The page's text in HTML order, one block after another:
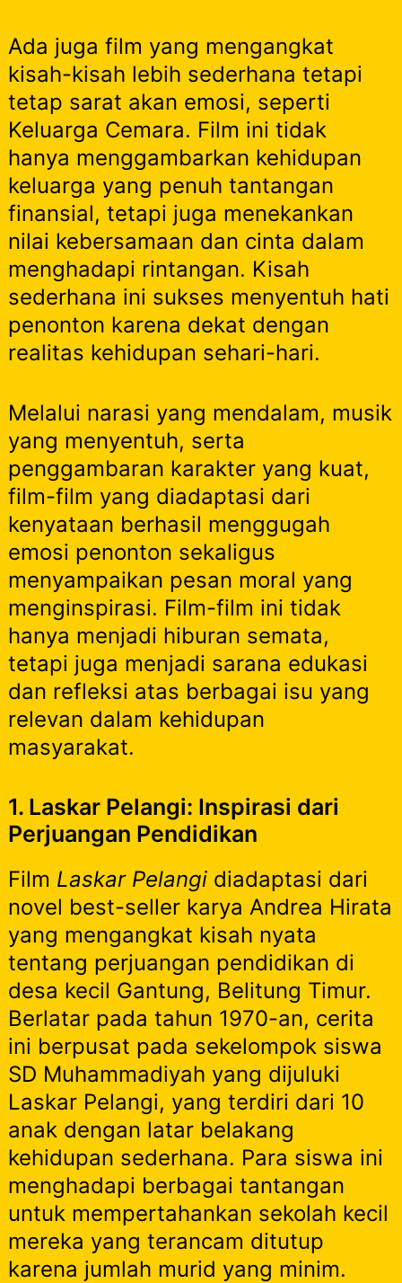
Ada juga film yang mengangkat
kisah-kisah lebih sederhana tetapi
tetap sarat akan emosi, seperti
Keluarga Cemara. Film ini tidak
hanya menggambarkan kehidupan
keluarga yang penuh tantangan
finansial, tetapi juga menekankan
nilai kebersamaan dan cinta dalam
menghadapi rintangan. Kisah
sederhana ini sukses menyentuh hati
penonton karena dekat dengan
realitas kehidupan sehari-hari.
Melalui narasi yang mendalam, musik
yang menyentuh, serta
penggambaran karakter yang kuat,
film-film yang diadaptasi dari
kenyataan berhasil menggugah
emosi penonton sekaligus
menyampaikan pesan moral yang
menginspirasi. Film-film ini tidak
hanya menjadi hiburan semata,
tetapi juga menjadi sarana edukasi
dan refleksi atas berbagai isu yang
relevan dalam kehidupan
masyarakat.
1. Laskar Pelangi: Inspirasi dari
Perjuangan Pendidikan
Film Laskar Pelangidiadaptasi dari
novel best-seller karya Andrea Hirata
yang mengangkat kisah nyata
tentang perjuangan pendidikan di
desa kecil Gantung, Belitung Timur.
Berlatar pada tahun 1970-an, cerita
ini berpusat pada sekelompok siswa
SD Muhammadiyah yang dijuluki
Laskar Pelangi, yang terdiri dari 10
anak dengan latar belakang
kehidupan sederhana. Para siswa ini
menghadapi berbagai tantangan
untuk mempertahankan sekolah kecil
mereka yang terancam ditutup
karena jumlah murid yang minim.